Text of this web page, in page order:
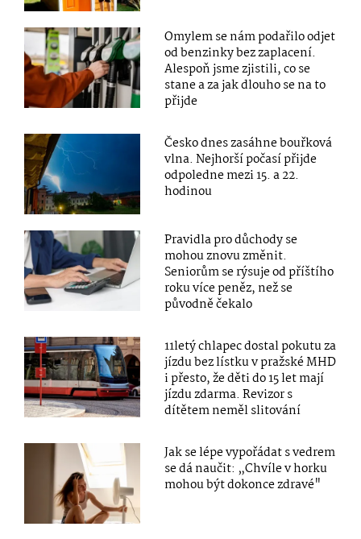
Omylem se nám podařilo odjet
od benzinky bez zaplacení.
Alespoň jsme zjistili, co se
stane a za jak dlouho se na to
přijde
Česko dnes zasáhne bouřková
vlna. Nejhorší počasí přijde
odpoledne mezi 15. a 22.
hodinou
Pravidla pro důchody se
mohou znovu změnit.
Seniorům se rýsuje od příštího
roku více peněz, než se
původně čekalo
11letý chlapec dostal pokutu za
jízdu bez lístku v pražské MHD
i přesto, že děti do 15 let mají
jízdu zdarma. Revizor s
dítětem neměl slitování
Jak se lépe vypořádat s vedrem
se dá naučit: „Chvíle v horku
mohou být dokonce zdravé"